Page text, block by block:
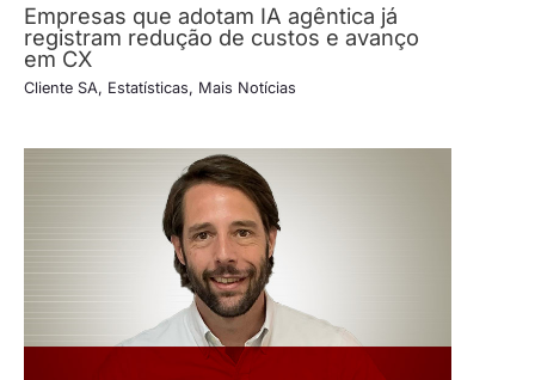
Empresas que adotam IA agêntica já
registram redução de custos e avanço
em CX
Cliente SA, Estatísticas, Mais Notícias